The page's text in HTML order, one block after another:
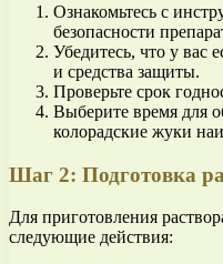
Ознакомьтесь с
безопасности
Убедитесь, что у вас
и средства защиты.
Проверьте срок
Выберите время для
колорадские жуки
Шаг 2: Подготовка
Для приготовления
следующие действия: